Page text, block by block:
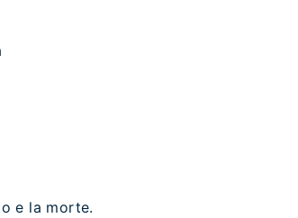
e la morte.